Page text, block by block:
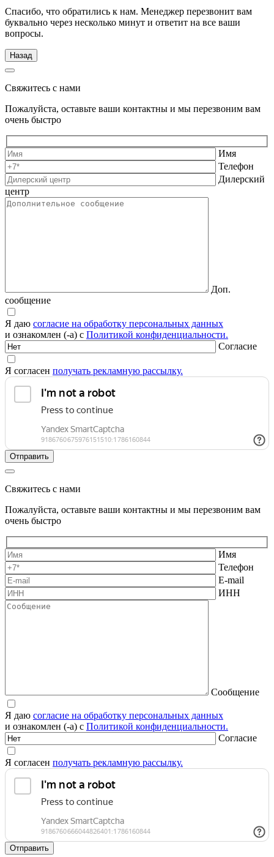
Спасибо, что обратились к нам. Менеджер перезвонит вам
буквально через несколько минут и ответит на все ваши
вопросы.
Назад
Свяжитесь с нами
Пожалуйста, оставьте ваши контактны и мы перезвоним вам
очень быстро
Имя
Телефон
Дилерский
центр
Доп.
сообщение
Я даю согласие на обработку персональных данных
и ознакомлен (-а) с Политикой конфиденциальности.
Согласие
Я согласен получать рекламную рассылку.
Свяжитесь с нами
Пожалуйста, оставьте ваши контактны и мы перезвоним вам
очень быстро
Имя
Телефон
E-mail
ИНН
Сообщение
Я даю согласие на обработку персональных данных
и ознакомлен (-а) с Политикой конфиденциальности.
Согласие
Я согласен получать рекламную рассылку.